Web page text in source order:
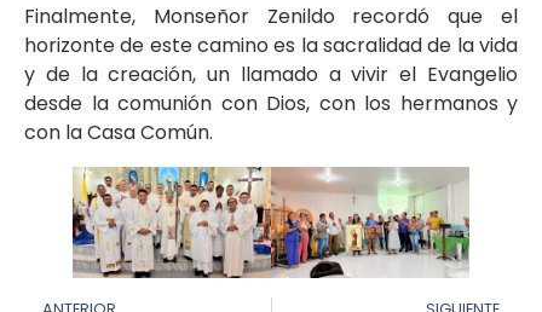
Finalmente, Monseñor Zenildo recordó que el
horizonte de este camino es la sacralidad de la vida
y de la creación, un llamado a vivir el Evangelio
desde la comunión con Dios, con los hermanos y
con la Casa Común.